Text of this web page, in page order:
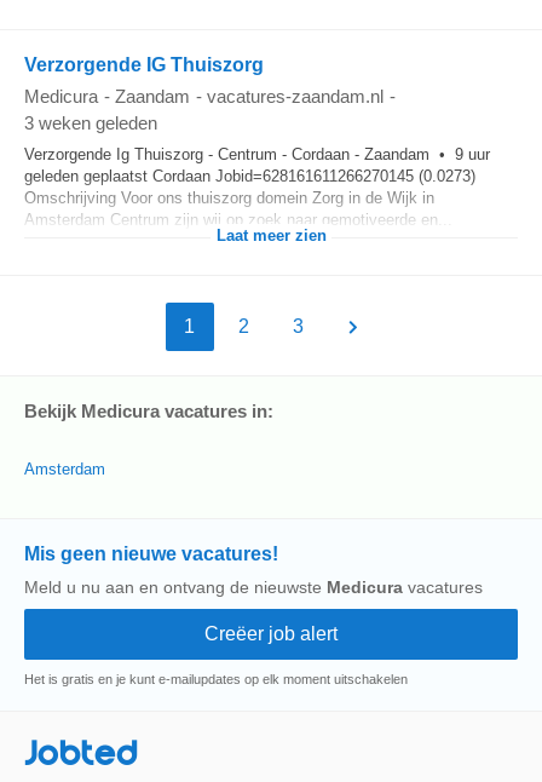
Verzorgende IG Thuiszorg
Medicura - Zaandam - vacatures-zaandam.nl -
3 weken geleden
Verzorgende Ig Thuiszorg - Centrum - Cordaan - Zaandam • 9 uur
geleden geplaatst Cordaan Jobid=628161611266270145 (0.0273)
Omschrijving Voor ons thuiszorg domein Zorg in de Wijk in
Amsterdam Centrum zijn wij op zoek naar gemotiveerde en...
Laat meer zien
1 2 3
Bekijk Medicura vacatures in:
Amsterdam
Mis geen nieuwe vacatures!
Meld u nu aan en ontvang de nieuwste Medicura vacatures
Het is gratis en je kunt e-mailupdates op elk moment uitschakelen
Jobted